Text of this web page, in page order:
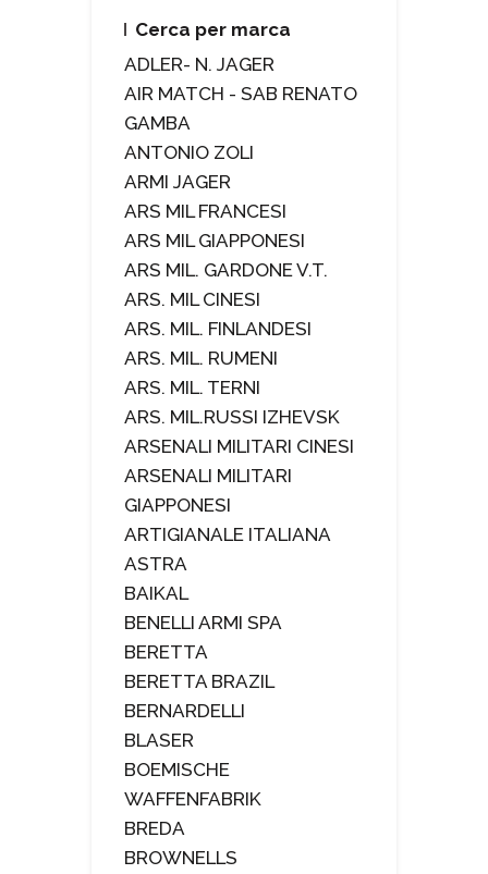
Cerca per marca
ADLER- N. JAGER
AIR MATCH - SAB RENATO
GAMBA
ANTONIO ZOLI
ARMI JAGER
ARS MIL FRANCESI
ARS MIL GIAPPONESI
ARS MIL. GARDONE V.T.
ARS. MIL CINESI
ARS. MIL. FINLANDESI
ARS. MIL. RUMENI
ARS. MIL. TERNI
ARS. MIL.RUSSI IZHEVSK
ARSENALI MILITARI CINESI
ARSENALI MILITARI
GIAPPONESI
ARTIGIANALE ITALIANA
ASTRA
BAIKAL
BENELLI ARMI SPA
BERETTA
BERETTA BRAZIL
BERNARDELLI
BLASER
BOEMISCHE
WAFFENFABRIK
BREDA
BROWNELLS